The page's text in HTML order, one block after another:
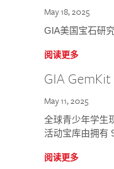
May 18, 2025
GIA美国宝石研
阅读更多
GIA
May 11, 2025
全球青少年学生
活动宝库由拥有
阅读更多